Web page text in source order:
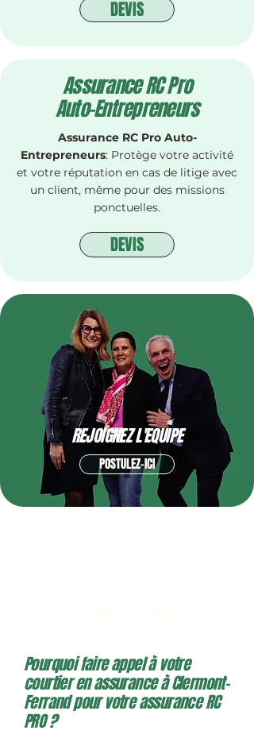
DEVIS
Assurance RC Pro
Auto-Entrepreneurs
Assurance RC Pro Auto-
Entrepreneurs: Protège votre activité
et votre réputation en cas de litige avec
un client, même pour des missions
ponctuelles.
DEVIS
REJOIGNEZ L'EQUIPE
POSTULEZ-ICI
Pourquoi faire appel à votre
courtier en assurance à Clermont-
Ferrand pour votre assurance RC
PRO ?